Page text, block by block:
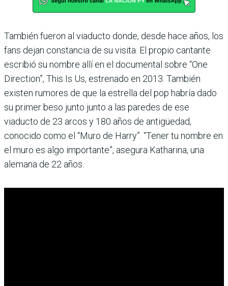
También fueron al viaducto donde, desde hace años, los
fans dejan constancia de su visita. El propio cantante
escribió su nombre allí en el documental sobre “One
Direction”, This Is Us, estrenado en 2013. También
existen rumores de que la estrella del pop habría dado
su primer beso junto junto a las paredes de ese
viaducto de 23 arcos y 180 años de antigüedad,
conocido como el “Muro de Harry”. “Tener tu nombre en
el muro es algo importante”, asegura Katharina, una
alemana de 22 años.